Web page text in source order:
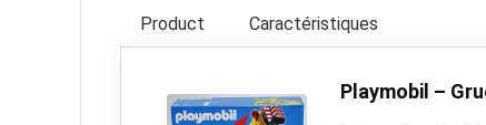
Product Caractéristiques
Playmobil –